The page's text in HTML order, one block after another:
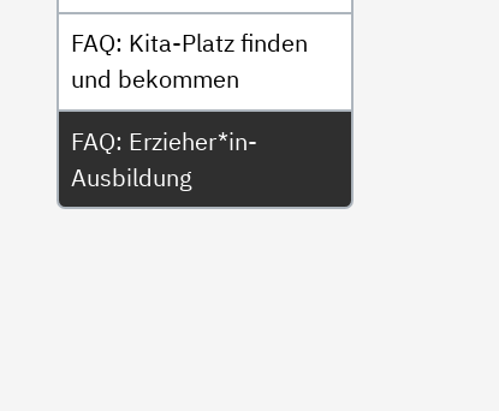
FAQ: Kita-Platz finden
und bekommen
FAQ: Erzieher*in-
Ausbildung